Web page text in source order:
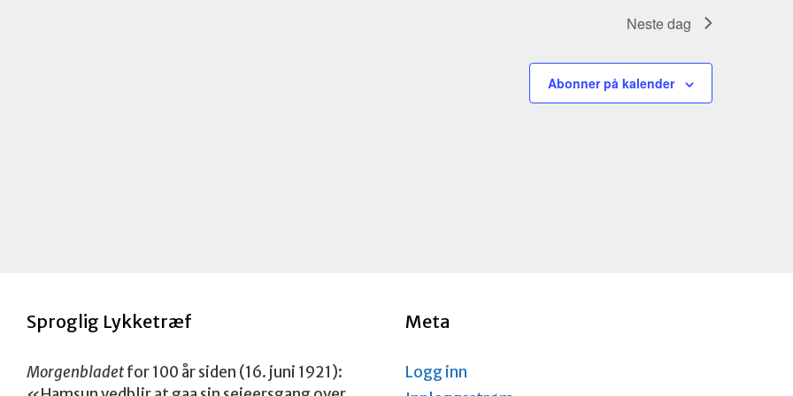
t
i
e
w
Neste dag
Abonner på kalender
Sproglig Lykketræf
Morgenbladetfor 100 år siden (16. juni 1921):
Meta
Logg inn